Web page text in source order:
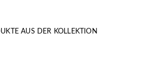
AUS DER KOLLEKTION